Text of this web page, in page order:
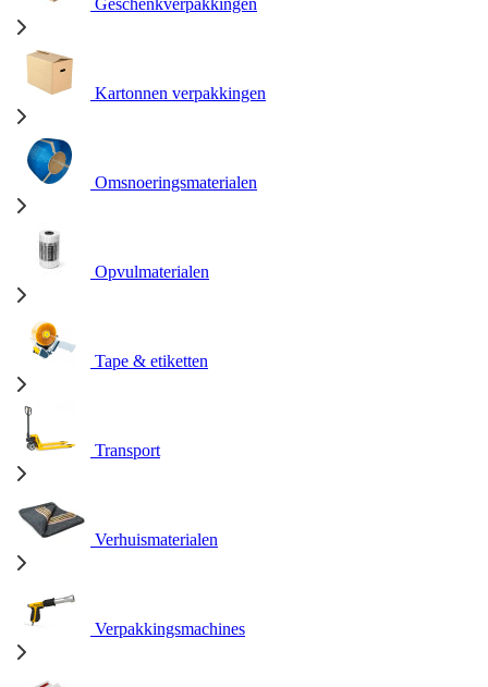
Geschenkverpakkingen
Kartonnen verpakkingen
Omsnoeringsmaterialen
Opvulmaterialen
Tape & etiketten
Transport
Verhuismaterialen
Verpakkingsmachines